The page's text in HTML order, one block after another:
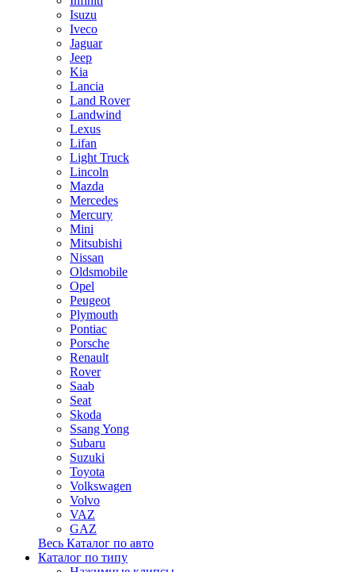
Isuzu
Iveco
Jaguar
Jeep
Kia
Lancia
Land Rover
Landwind
Lexus
Lifan
Light Truck
Lincoln
Mazda
Mercedes
Mercury
Mini
Mitsubishi
Nissan
Oldsmobile
Opel
Peugeot
Plymouth
Pontiac
Porsche
Renault
Rover
Saab
Seat
Skoda
Ssang Yong
Subaru
Suzuki
Toyota
Volkswagen
Volvo
VAZ
GAZ
Весь Каталог по авто
Каталог по типу